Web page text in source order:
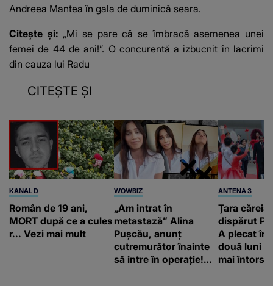
Andreea Mantea în gala de duminică seara.
Citește și: „Mi se pare că se îmbracă asemenea unei
femei de 44 de ani!”. O concurentă a izbucnit în lacrimi
din cauza lui Radu
CITEȘTE ȘI
KANAL D
Român de 19 ani,
MORT după ce a cules
r... Vezi mai mult
WOWBIZ
„Am intrat în
metastază” Alina
Pușcău, anunț
cutremurător înainte
să intre în operație!
ANTENA 3
Țara căreia
dispărut
A plecat în
două luni
mai întors